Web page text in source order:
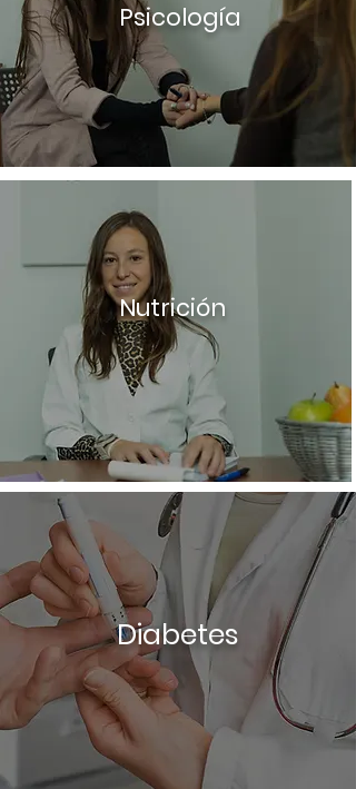
Psicología
Nutrición
Diabetes